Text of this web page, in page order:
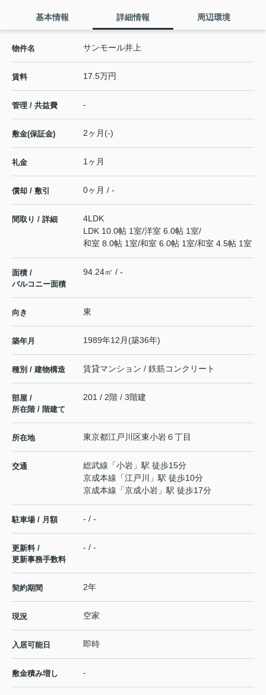
基本情報 詳細情報 周辺環境
物件名 サンモール井上
賃料 17.5万円
管理 / 共益費 -
敷金(保証金) 2ヶ月(-)
礼金 1ヶ月
償却 / 敷引 0ヶ月 / -
間取り / 詳細
4LDK
LDK 10.0帖 1室/洋室 6.0帖 1室/
和室 8.0帖 1室/和室 6.0帖 1室/和室 4.5帖 1室
面積 /
バルコニー面積
94.24㎡ / -
向き 東
築年月 1989年12月(築36年)
種別 / 建物構造 賃貸マンション / 鉄筋コンクリート
部屋 /
所在階 / 階建て
201 / 2階 / 3階建
所在地 東京都江戸川区東小岩６丁目
交通 総武線 「小岩 」駅 徒歩15分
京成本線 「江戸川
」駅 徒歩10分
京成本線 「京成小岩 」駅 徒歩17分
駐車場 / 月額 - / -
更新料 /
更新事務手数料
- / -
契約期間 2年
現況 空家
入居可能日 即時
敷金積み増し -